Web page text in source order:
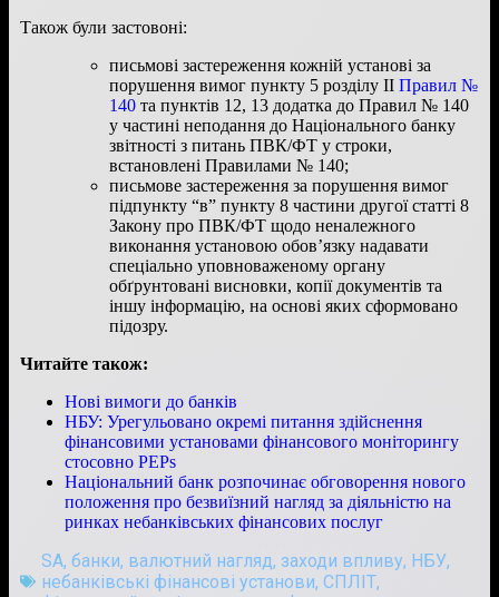
Також були застовоні:
письмові застереження кожній установі за
порушення вимог пункту 5 розділу ІІ Правил №
140 та пунктів 12, 13 додатка до Правил № 140
у частині неподання до Національного банку
звітності з питань ПВК/ФТ у строки,
встановлені Правилами № 140;
письмове застереження за порушення вимог
підпункту “вˮ пункту 8 частини другої статті 8
Закону про ПВК/ФТ щодо неналежного
виконання установою обов’язку надавати
спеціально уповноваженому органу
обґрунтовані висновки, копії документів та
іншу інформацію, на основі яких сформовано
підозру.
Читайте також:
Нові вимоги до банків
НБУ: Урегульовано окремі питання здійснення
фінансовими установами фінансового моніторингу
стосовно РЕРs
Національний банк розпочинає обговорення нового
положення про безвиїзний нагляд за діяльністю на
ринках небанківських фінансових послуг
SA, банки, валютний нагляд, заходи впливу, НБУ,
небанківські фінансові установи, СПЛІТ,